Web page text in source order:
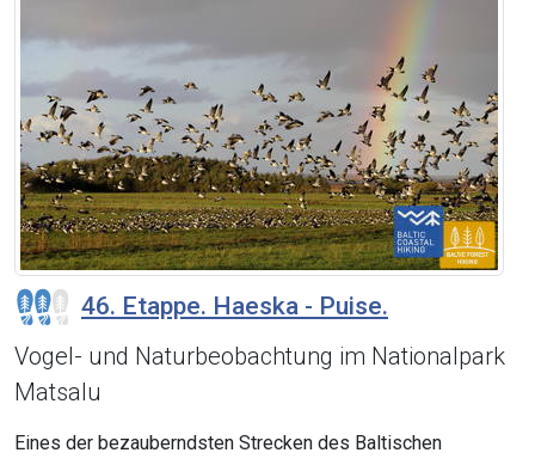
46. Etappe. Haeska - Puise.
Vogel- und Naturbeobachtung im Nationalpark
Matsalu
Eines der bezauberndsten Strecken des Baltischen